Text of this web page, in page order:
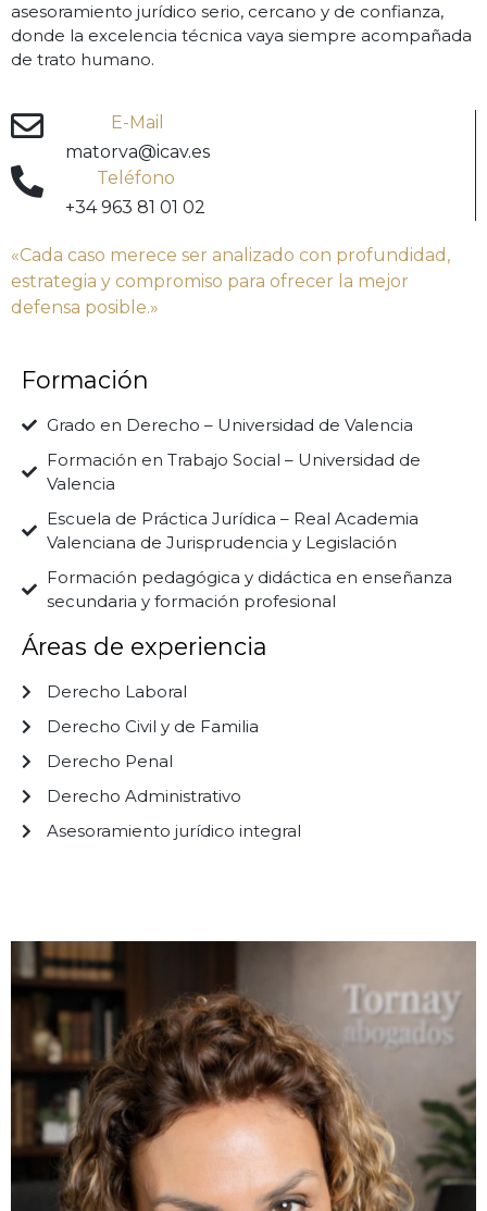
asesoramiento jurídico serio, cercano y de confianza,
donde la excelencia técnica vaya siempre acompañada
de trato humano.
E-Mail
matorva@icav.es
Teléfono
+34 963 81 01 02
«Cada caso merece ser analizado con profundidad,
estrategia y compromiso para ofrecer la mejor
defensa posible.»
Formación
Grado en Derecho – Universidad de Valencia
Formación en Trabajo Social – Universidad de
Valencia
Escuela de Práctica Jurídica – Real Academia
Valenciana de Jurisprudencia y Legislación
Formación pedagógica y didáctica en enseñanza
secundaria y formación profesional
Áreas de experiencia
Derecho Laboral
Derecho Civil y de Familia
Derecho Penal
Derecho Administrativo
Asesoramiento jurídico integral